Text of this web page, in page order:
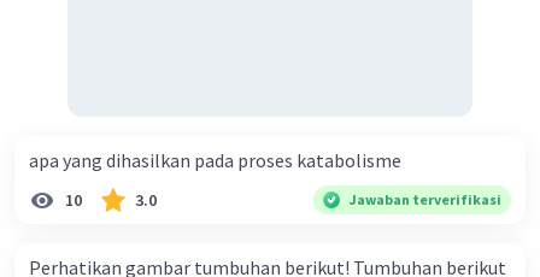
apa yang dihasilkan pada proses katabolisme
10 3.0 Jawaban terverifikasi
Perhatikan gambar tumbuhan berikut! Tumbuhan berikut